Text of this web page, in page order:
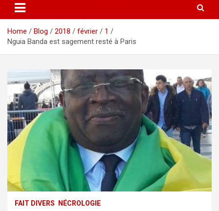
Home Blog 2018 février
1
Nguia Banda est sagement resté à Paris
FAIT DIVERS NÉCROLOGIE